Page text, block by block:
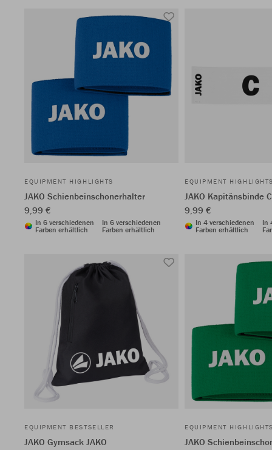
EQUIPMENT HIGHLIGHTS
JAKO Schienbeinschonerhalter
9,99 €
In 6 verschiedenen
Farben erhältlich
In 6 verschiedenen
Farben erhältlich
EQUIPMENT
JAKO Kapitänsbinde
9,99 €
In 4 verschiedenen
Farben erhältlich
In
EQUIPMENT BESTSELLER
JAKO Gymsack JAKO
EQUIPMENT
JAKO